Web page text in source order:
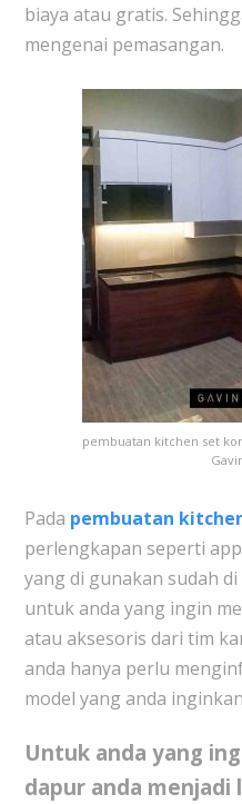
biaya atau gratis.
mengenai pemasangan.
pembuatan kitchen set
Pada pembuatan
perlengkapan seperti
yang di gunakan sudah
untuk anda yang ingin
atau aksesoris dari tim
anda hanya perlu
model yang anda
Untuk anda yang
dapur anda menjadi